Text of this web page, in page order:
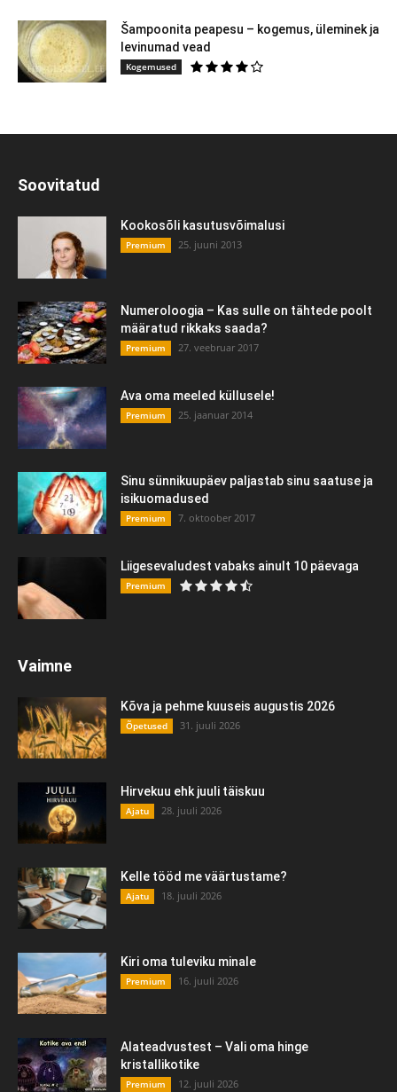
Šampoonita peapesu – kogemus, üleminek ja
levinumad vead
Kogemused
Soovitatud
Kookosõli kasutusvõimalusi
Premium 25. juuni 2013
Numeroloogia – Kas sulle on tähtede poolt
määratud rikkaks saada?
Premium 27. veebruar 2017
Ava oma meeled küllusele!
Premium 25. jaanuar 2014
Sinu sünnikuupäev paljastab sinu saatuse ja
isikuomadused
Premium 7. oktoober 2017
Liigesevaludest vabaks ainult 10 päevaga
Premium
Vaimne
Kõva ja pehme kuuseis augustis 2026
Õpetused 31. juuli 2026
Hirvekuu ehk juuli täiskuu
Ajatu 28. juuli 2026
Kelle tööd me väärtustame?
Ajatu 18. juuli 2026
Kiri oma tuleviku minale
Premium 16. juuli 2026
Alateadvustest – Vali oma hinge
kristallikotike
Premium 12. juuli 2026